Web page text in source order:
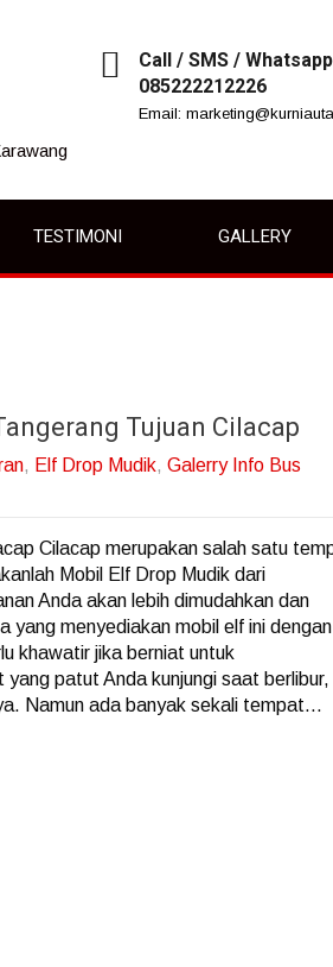
Call / SMS / Whatsapp
085222212226
Email:
TESTIMONI GALLERY
Tujuan Cilacap
, Elf Drop Mudik, Galerry Info Bus
Cilacap merupakan salah satu
Mobil Elf Drop Mudik dari
Anda akan lebih dimudahkan dan
yang menyediakan mobil elf ini dengan
khawatir jika berniat untuk
patut Anda kunjungi saat berlibur,
Namun ada banyak sekali tempat...